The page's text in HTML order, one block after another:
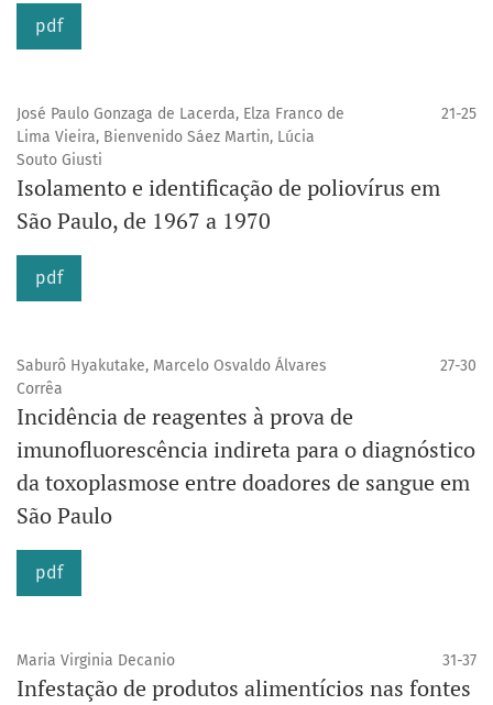
pdf
José Paulo Gonzaga de Lacerda, Elza Franco de
Lima Vieira, Bienvenido Sáez Martin, Lúcia
Souto Giusti
21-25
Isolamento e identificação de poliovírus em
São Paulo, de 1967 a 1970
pdf
Saburô Hyakutake, Marcelo Osvaldo Álvares
Corrêa
27-30
Incidência de reagentes à prova de
imunofluorescência indireta para o diagnóstico
da toxoplasmose entre doadores de sangue em
São Paulo
pdf
Maria Virginia Decanio 31-37
Infestação de produtos alimentícios nas fontes